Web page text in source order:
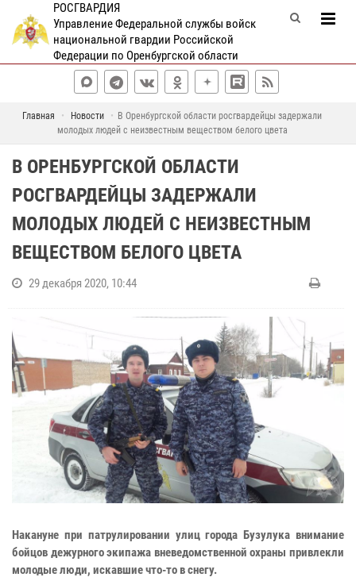
РОСГВАРДИЯ
Управление Федеральной службы войск
национальной гвардии Российской
Федерации по Оренбургской области
Главная Новости
В Оренбургской области росгвардейцы задержали
молодых людей с неизвестным веществом белого цвета
В ОРЕНБУРГСКОЙ ОБЛАСТИ
РОСГВАРДЕЙЦЫ ЗАДЕРЖАЛИ
МОЛОДЫХ ЛЮДЕЙ С НЕИЗВЕСТНЫМ
ВЕЩЕСТВОМ БЕЛОГО ЦВЕТА
29 декабря 2020, 10:44
Накануне при патрулировании улиц города Бузулука внимание
бойцов дежурного экипажа вневедомственной охраны привлекли
молодые люди, искавшие что-то в снегу.